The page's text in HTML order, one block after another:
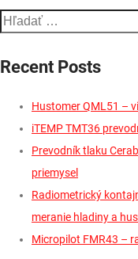
–
radarový
hladinomer
hygienické
aplikácie
Hľadať:
Recent Posts
Hustomer QML51 –
iTEMP TMT36
Prevodník tlaku
priemysel
Radiometrický
meranie hladiny a
Micropilot FMR43 –